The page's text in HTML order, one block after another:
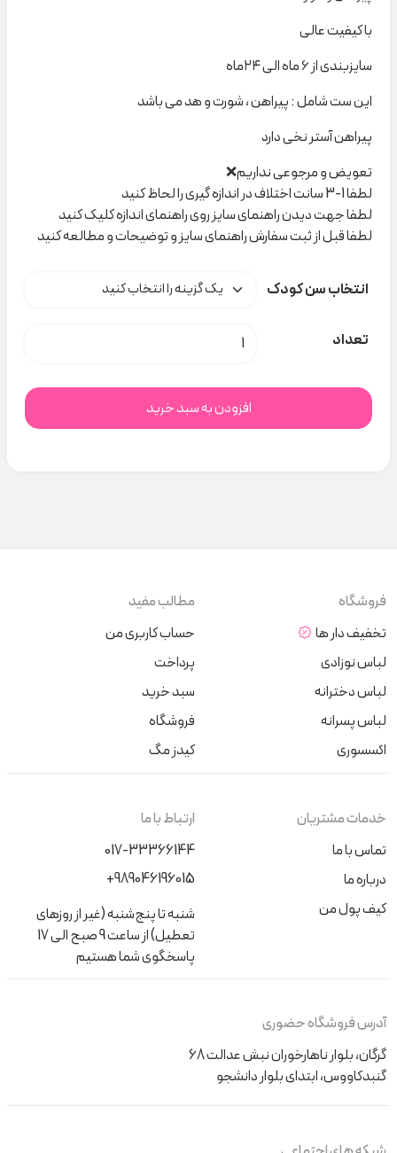
با کیفیت عالی
سایزبندی از ۶ ماه الی ۲۴ماه
این ست شامل : پیراهن ، شورت و هد می باشد
پیراهن آستر نخی دارد
تعویض و مرجوعی نداریم❌
لطفا 1-3 سانت اختلاف در اندازه گیری را لحاظ کنید
لطفا جهت دیدن راهنمای سایز روی راهنمای اندازه کلیک کنید
لطفا قبل از ثبت سفارش راهنمای سایز و توضیحات و مطالعه کنید
انتخاب سن کودک
تعداد ست پیراهن وشورت گلدیس۱۴۱۵۵ indigo کد H000883 عدد
افزودن به سبد خرید
فروشگاه
تخفیف دار ها
لباس نوزادی
لباس دخترانه
لباس پسرانه
اکسسوری
مطالب مفید
حساب کاربری من
پرداخت
سبد خرید
فروشگاه
کیدز مگ
خدمات مشتریان
تماس با ما
درباره ما
کیف پول من
ارتباط با ما
017-33366144
+989046196015
شنبه تا پنج‌شنبه (غیر از روزهای
تعطیل) از ساعت 9 صبح الی 17
پاسخگوی شما هستیم
آدرس فروشگاه حضوری
گرگان، بلوار ناهارخوران نبش عدالت 68
گنبدکاووس، ابتدای بلوار دانشجو